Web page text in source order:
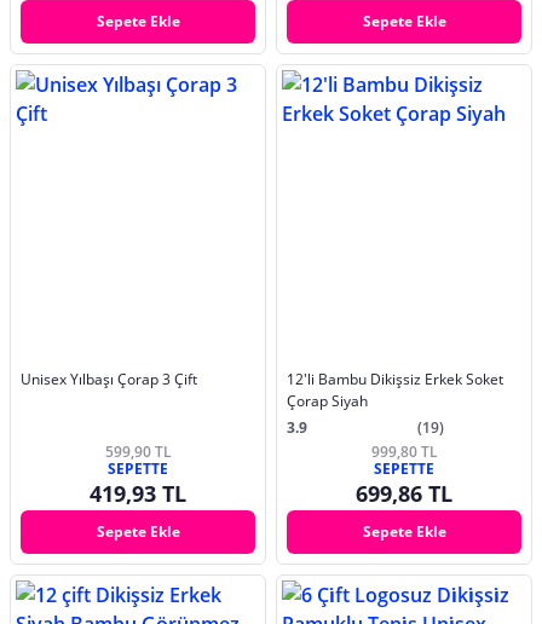
Sepete Ekle Sepete Ekle
Unisex Yılbaşı Çorap 3 Çift
599,90 TL
SEPETTE
419,93 TL
Sepete Ekle
12'li Bambu Dikişsiz Erkek Soket
Çorap Siyah
3.9
(19)
999,80 TL
SEPETTE
699,86 TL
Sepete Ekle